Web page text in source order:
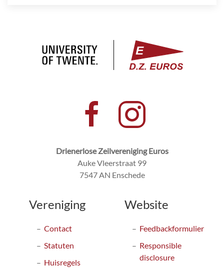
Drienerlose Zeilvereniging Euros
Auke Vleerstraat 99
7547 AN Enschede
Vereniging
Contact
Statuten
Huisregels
Website
Feedbackformulier
Responsible
disclosure